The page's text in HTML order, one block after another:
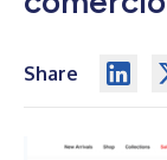
Share